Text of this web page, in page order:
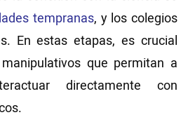
tempranas, y los colegios
En estas etapas, es crucial
que permitan a
directamente con